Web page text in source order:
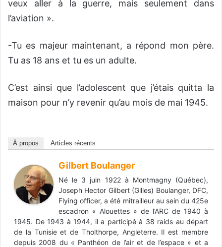
veux aller à la guerre, mais seulement dans
l’aviation ».
-Tu es majeur maintenant, a répond mon père.
Tu as 18 ans et tu es un adulte.
C’est ainsi que l’adolescent que j’étais quitta la
maison pour n’y revenir qu’au mois de mai 1945.
À propos Articles récents
Gilbert Boulanger
Né le 3 juin 1922 à Montmagny (Québec),
Joseph Hector Gilbert (Gilles) Boulanger, DFC,
Flying officer, a été mitrailleur au sein du 425e
escadron « Alouettes » de l’ARC de 1940 à
1945. De 1943 à 1944, il a participé à 38 raids au départ
de la Tunisie et de Tholthorpe, Angleterre. Il est membre
depuis 2008 du « Panthéon de l’air et de l’espace » et a